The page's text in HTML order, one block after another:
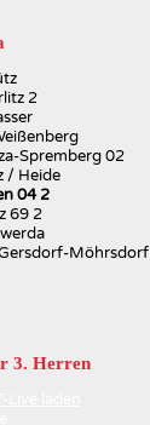
2
Spremberg 02
/ Heide
04 2
69 2
Möhrsdorf
3. Herren